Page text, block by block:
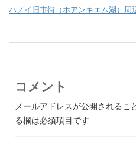
ハノイ旧市街（ホアンキエム湖）周
コメント
メールアドレスが公開されるこ
る欄は必須項目です